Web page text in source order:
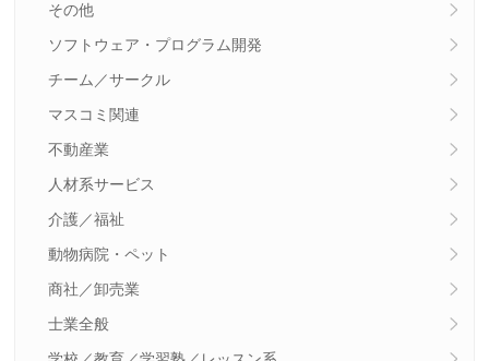
その他
ソフトウェア・プログラム開発
チーム／サークル
マスコミ関連
不動産業
人材系サービス
介護／福祉
動物病院・ペット
商社／卸売業
士業全般